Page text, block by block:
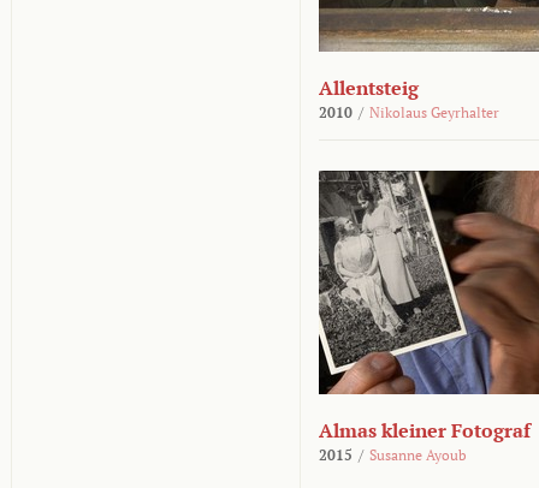
Allentsteig
2010 / Nikolaus Geyrhalter
Almas kleiner Fotograf
2015 / Susanne Ayoub